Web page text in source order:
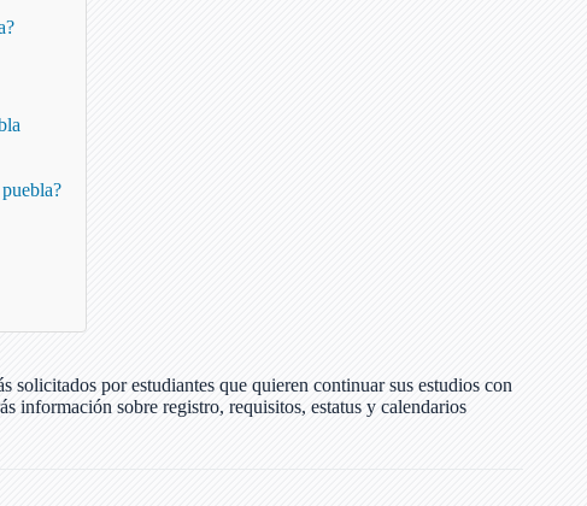
solicitados por estudiantes que quieren continuar sus estudios con
información sobre registro, requisitos, estatus y calendarios